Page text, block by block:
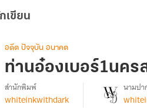
เขียน
อดีต ปัจจุบัน อนาคต
ท่านอ๋องเบอร์1นคร
เรื่อง
สำนักพิมพ์
whiteinkwithdark
นามปา